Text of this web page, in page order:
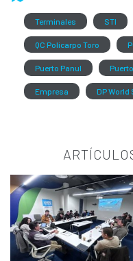
Terminales STI
QC Policarpo Toro
Puerto Panul Puerto
Empresa DP World